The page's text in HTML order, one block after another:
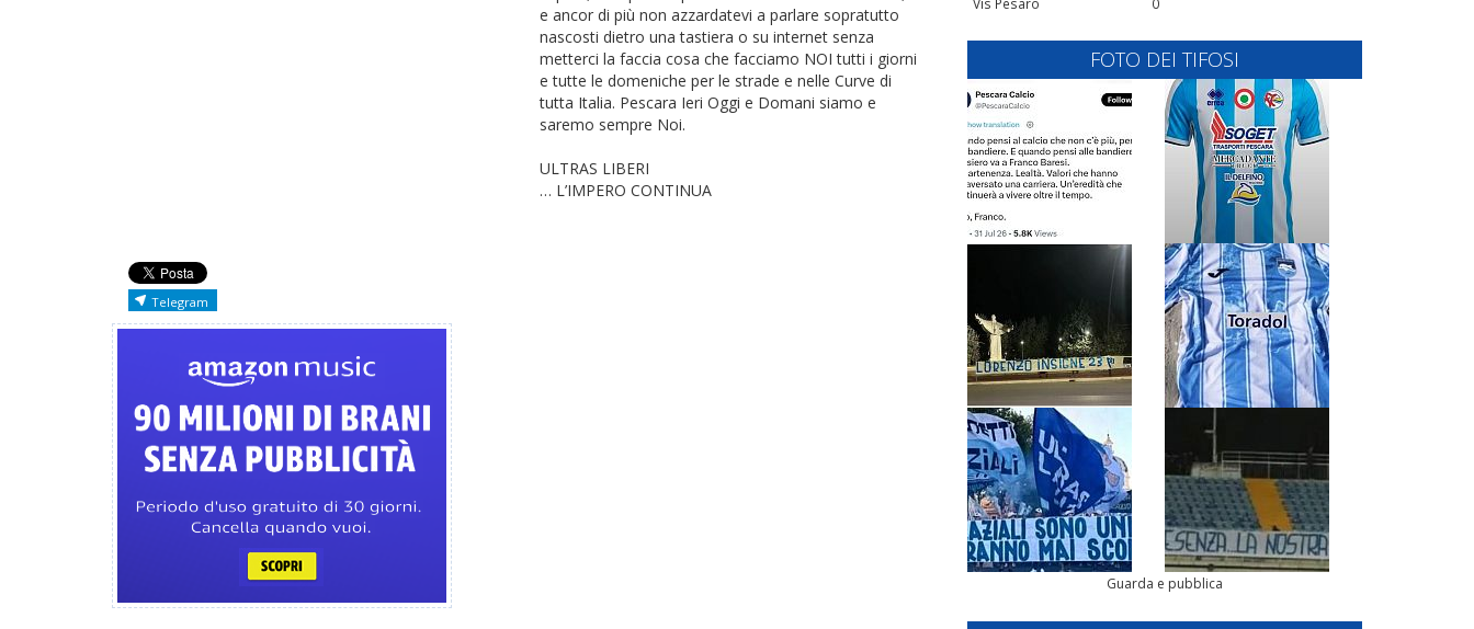
e ancor di più non azzardatevi a parlare sopratutto
nascosti dietro una tastiera o su internet senza
metterci la faccia cosa che facciamo NOI tutti i giorni
e tutte le domeniche per le strade e nelle Curve di
tutta Italia. Pescara Ieri Oggi e Domani siamo e
saremo sempre Noi.
ULTRAS LIBERI
… L’IMPERO CONTINUA
Telegram
FOTO DEI TIFOSI
Guarda e pubblica